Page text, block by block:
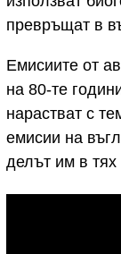
превръщат в
Емисиите от
на 80-те
нарастват с
емисии на
делът им в тях